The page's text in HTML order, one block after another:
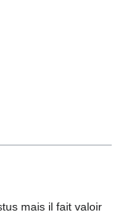
mais il fait valoir